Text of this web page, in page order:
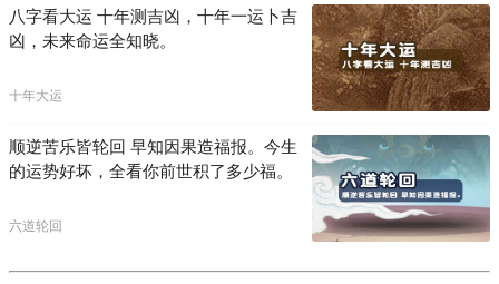
八字看大运 十年测吉凶，十年一运卜吉
凶，未来命运全知晓。
十年大运
顺逆苦乐皆轮回 早知因果造福报。今生
的运势好坏，全看你前世积了多少福。
六道轮回